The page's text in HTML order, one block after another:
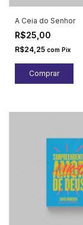
A Ceia do Senhor
R$25,00
R$24,25 com Pix